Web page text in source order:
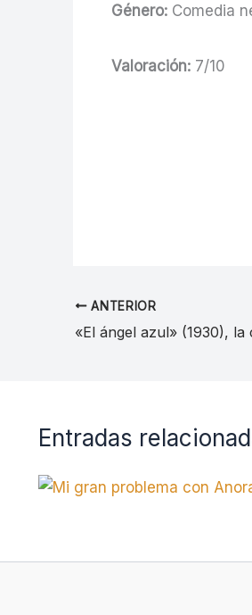
Género:Comedia
Valoración:7/10
ANTERIOR
«El ángel azul» (1930),
Entradas